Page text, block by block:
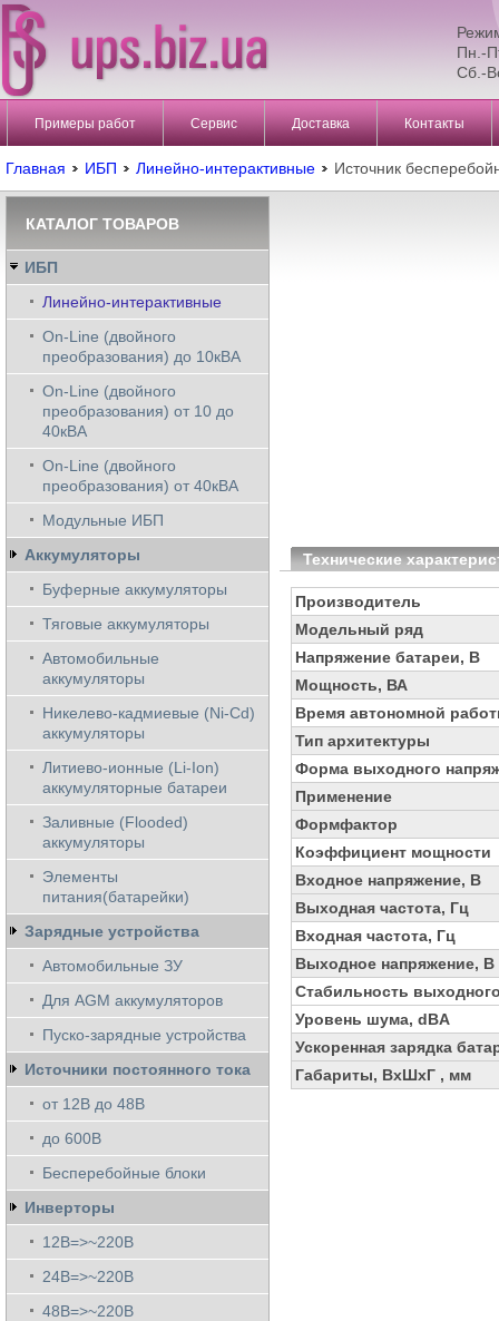
Пн.-
Сб.-
Примеры работ Сервис Доставка Контакты
Главная ИБП Линейно-интерактивные Источник
Технические
Производитель
Модельный ряд
Напряжение батареи, В
Мощность, ВА
Время автономной
Тип архитектуры
Форма выходного
Применение
Формфактор
Коэффициент мощности
Входное напряжение, В
Выходная частота, Гц
Входная частота, Гц
Выходное напряжение, В
Стабильность
Уровень шума, dBA
Ускоренная зарядка
Габариты, ВхШхГ , мм
КАТАЛОГ ТОВАРОВ
ИБП
Линейно-интерактивные
On-Line (двойного
преобразования) до 10кВА
On-Line (двойного
преобразования) от 10 до
40кВА
On-Line (двойного
преобразования) от 40кВА
Модульные ИБП
Аккумуляторы
Буферные аккумуляторы
Тяговые аккумуляторы
Автомобильные
аккумуляторы
Никелево-кадмиевые (Ni-Cd)
аккумуляторы
Литиево-ионные (Li-Ion)
аккумуляторные батареи
Заливные (Flooded)
аккумуляторы
Элементы
питания(батарейки)
Зарядные устройства
Автомобильные ЗУ
Для AGM аккумуляторов
Пуско-зарядные устройства
Источники постоянного тока
от 12В до 48В
до 600В
Бесперебойные блоки
Инверторы
12В=>~220В
24В=>~220В
48В=>~220В